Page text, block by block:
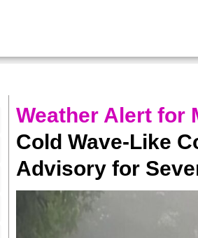
Weather Alert for
Cold Wave-Like
Advisory for